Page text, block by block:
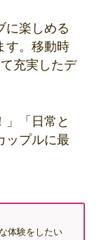
に楽しめる
す。移動時
充実したデ
」「日常と
ップルに最
体験をしたい